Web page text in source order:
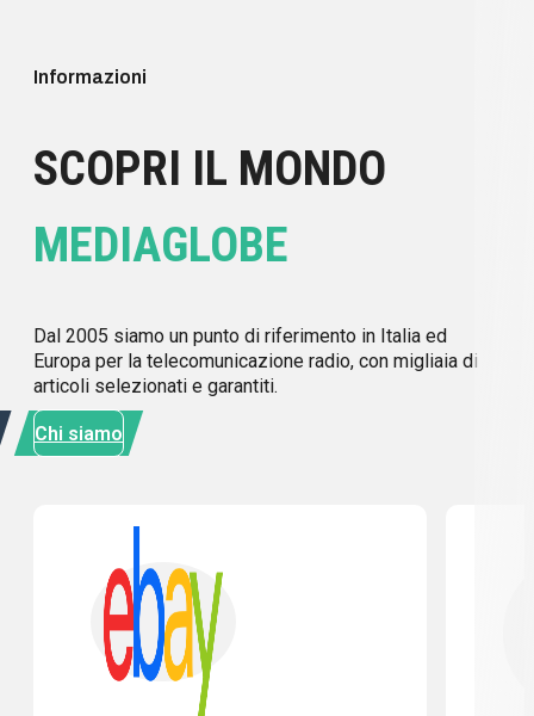
Informazioni
SCOPRI IL MONDO
MEDIAGLOBE
Dal 2005 siamo un punto di riferimento in Italia ed
Europa per la telecomunicazione radio, con migliaia di
articoli selezionati e garantiti.
Chi siamo